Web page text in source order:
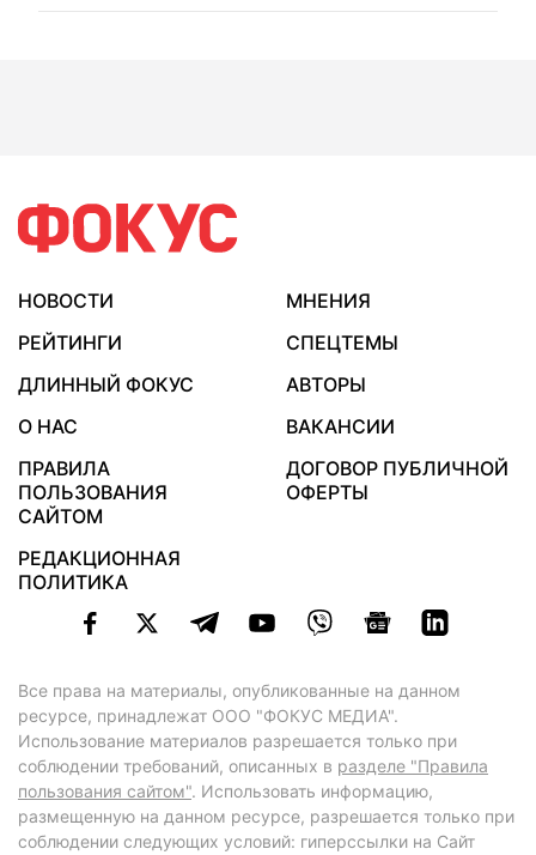
НОВОСТИ
МНЕНИЯ
РЕЙТИНГИ
СПЕЦТЕМЫ
ДЛИННЫЙ ФОКУС
АВТОРЫ
О НАС
ВАКАНСИИ
ПРАВИЛА
ПОЛЬЗОВАНИЯ
САЙТОМ
ДОГОВОР ПУБЛИЧНОЙ
ОФЕРТЫ
РЕДАКЦИОННАЯ
ПОЛИТИКА
Все права на материалы, опубликованные на данном
ресурсе, принадлежат ООО "ФОКУС МЕДИА".
Использование материалов разрешается только при
соблюдении требований, описанных в разделе "Правила
пользования сайтом". Использовать информацию,
размещенную на данном ресурсе, разрешается только при
соблюдении следующих условий: гиперссылки на Сайт